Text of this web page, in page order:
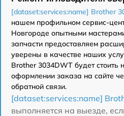
[dataset:services:name] Brother
нашем профильном сервис-
Новгороде опытными
запчасти предоставляем
уверены в качестве наших
Brother 3034DWT будет
оформлении заказа на сайте
обратной связи.
[dataset:services:name]
выполняется на выезде,